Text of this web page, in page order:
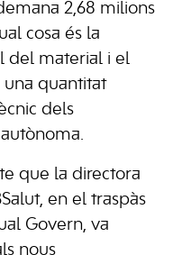
2,68 milions
cosa és la
del material i el
una quantitat
dels
que la directora
en el traspàs
Govern, va
nous